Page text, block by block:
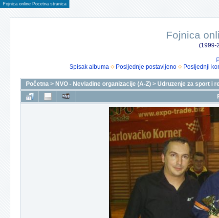
Fojnica online Pocetna stranica
Fojnica
(1999-
Spisak albuma
Posljednje postavljeno Posljednji
Početna > NVO - Nevladine organizacije (A-Z) > Udruzenje za sport i